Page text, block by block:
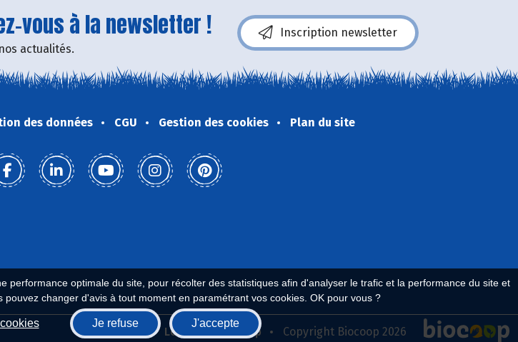
optimale du site, pour récolter des statistiques afin d'analyser le trafic et la performance du site et
changer d'avis à tout moment en paramétrant vos cookies. OK pour vous ?
Je refuse J'accepte
vous à la newsletter !
actualités.
Inscription newsletter
des données CGU Gestion des cookies Plan du site
Biocoop.fr Le réseau Biocoop Copyright Biocoop 2026